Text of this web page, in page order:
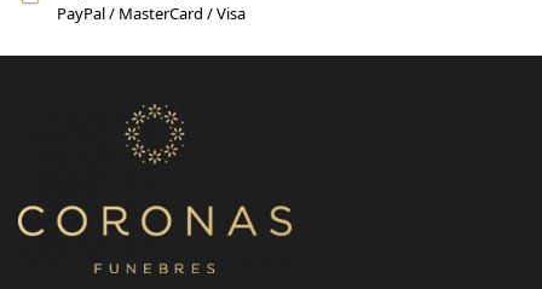
PayPal / MasterCard / Visa